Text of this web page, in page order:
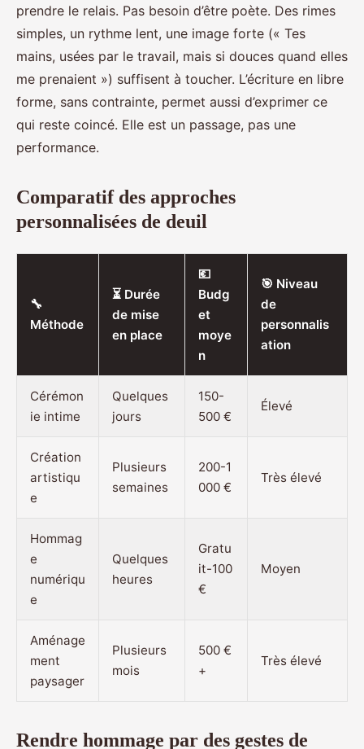
prendre le relais. Pas besoin d’être poète. Des rimes
simples, un rythme lent, une image forte (« Tes
mains, usées par le travail, mais si douces quand elles
me prenaient ») suffisent à toucher. L’écriture en libre
forme, sans contrainte, permet aussi d’exprimer ce
qui reste coincé. Elle est un passage, pas une
performance.
Comparatif des approches
personnalisées de deuil
🔧
Méthode
⏳ Durée
de mise
en place
💶
Budg
et
moye
n
🎯 Niveau
de
personnalis
ation
Cérémon
ie intime
Quelques
jours
150-
500 €
Élevé
Création
artistiqu
e
Plusieurs
semaines
200-1
000 €
Très élevé
Hommag
e
numériqu
e
Quelques
heures
Gratu
it-100
€
Moyen
Aménage
ment
paysager
Plusieurs
mois
500 €
+
Très élevé
Rendre hommage par des gestes de